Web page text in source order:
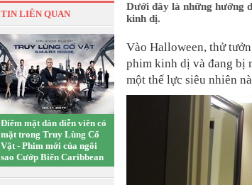
TIN LIÊN QUAN
Điểm mặt dàn diễn viên có
mặt trong Truy Lùng Cổ
Vật - Phim mới của ngôi
sao Cướp Biển Caribbean
Dưới đây là những hướng
kinh dị.
Vào Halloween, thử
phim kinh dị và đang bị
một thế lực siêu nhiên